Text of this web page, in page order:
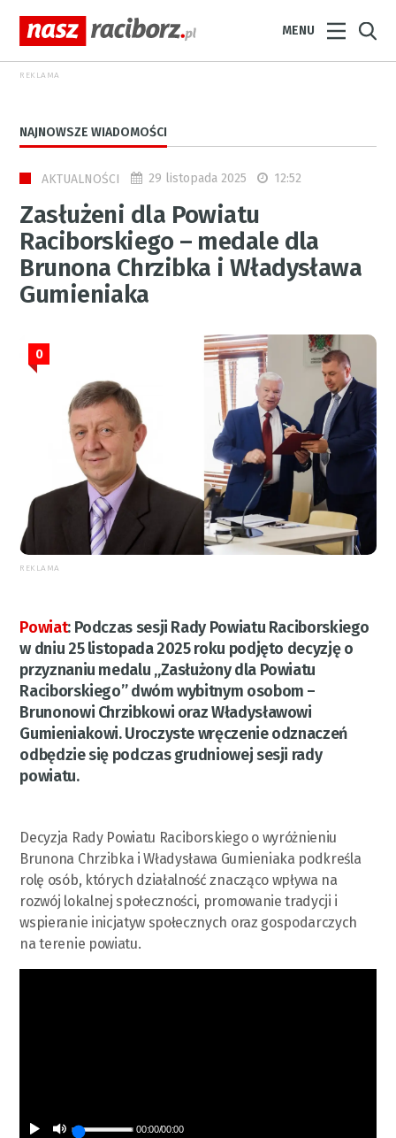
MENU
REKLAMA
NAJNOWSZE WIADOMOŚCI
AKTUALNOŚCI 29 listopada 2025 12:52
Zasłużeni dla Powiatu
Raciborskiego – medale dla
Brunona Chrzibka i Władysława
Gumieniaka
0
REKLAMA
Powiat: Podczas sesji Rady Powiatu Raciborskiego
w dniu 25 listopada 2025 roku podjęto decyzję o
przyznaniu medalu „Zasłużony dla Powiatu
Raciborskiego” dwóm wybitnym osobom –
Brunonowi Chrzibkowi oraz Władysławowi
Gumieniakowi. Uroczyste wręczenie odznaczeń
odbędzie się podczas grudniowej sesji rady
powiatu.
Decyzja Rady Powiatu Raciborskiego o wyróżnieniu
Brunona Chrzibka i Władysława Gumieniaka podkreśla
rolę osób, których działalność znacząco wpływa na
rozwój lokalnej społeczności, promowanie tradycji i
wspieranie inicjatyw społecznych oraz gospodarczych
na terenie powiatu.
00:00/00:00